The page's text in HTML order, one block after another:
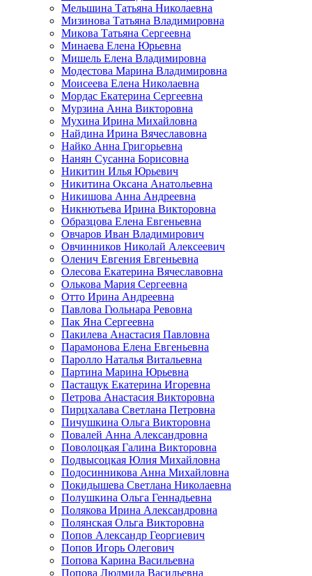
Мельшина Татьяна Николаевна
Мизинова Татьяна Владимировна
Микова Татьяна Сергеевна
Минаева Елена Юрьевна
Мишель Елена Владимировна
Модестова Марина Владимировна
Моисеева Елена Николаевна
Мордас Екатерина Сергеевна
Мурзина Анна Викторовна
Мухина Ирина Михайловна
Найдина Ирина Вячеславовна
Найко Анна Григорьевна
Нанян Сусанна Борисовна
Никитин Илья Юрьевич
Никитина Оксана Анатольевна
Никишова Анна Андреевна
Никнютьева Ирина Викторовна
Образцова Елена Евгеньевна
Овчаров Иван Владимирович
Овчинников Николай Алексеевич
Оленич Евгения Евгеньевна
Олесова Екатерина Вячеславовна
Олькова Мария Сергеевна
Отто Ирина Андреевна
Павлова Гюльнара Ревовна
Пак Яна Сергеевна
Пакилева Анастасия Павловна
Парамонова Елена Евгеньевна
Паролло Наталья Витальевна
Партина Марина Юрьевна
Пастащук Екатерина Игоревна
Петрова Анастасия Викторовна
Пирцхалава Светлана Петровна
Пичушкина Ольга Викторовна
Повалей Анна Александровна
Поволоцкая Галина Викторовна
Подвысоцкая Юлия Михайловна
Подосинникова Анна Михайловна
Покидышева Светлана Николаевна
Полушкина Ольга Геннадьевна
Полякова Ирина Александровна
Полянская Ольга Викторовна
Попов Александр Георгиевич
Попов Игорь Олегович
Попова Карина Васильевна
Попова Людмила Васильевна